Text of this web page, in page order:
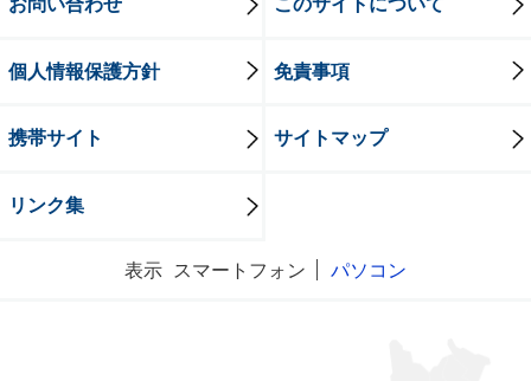
個人情報保護方針 免責事項
携帯サイト サイトマップ
リンク集
表示 スマートフォン パソコン